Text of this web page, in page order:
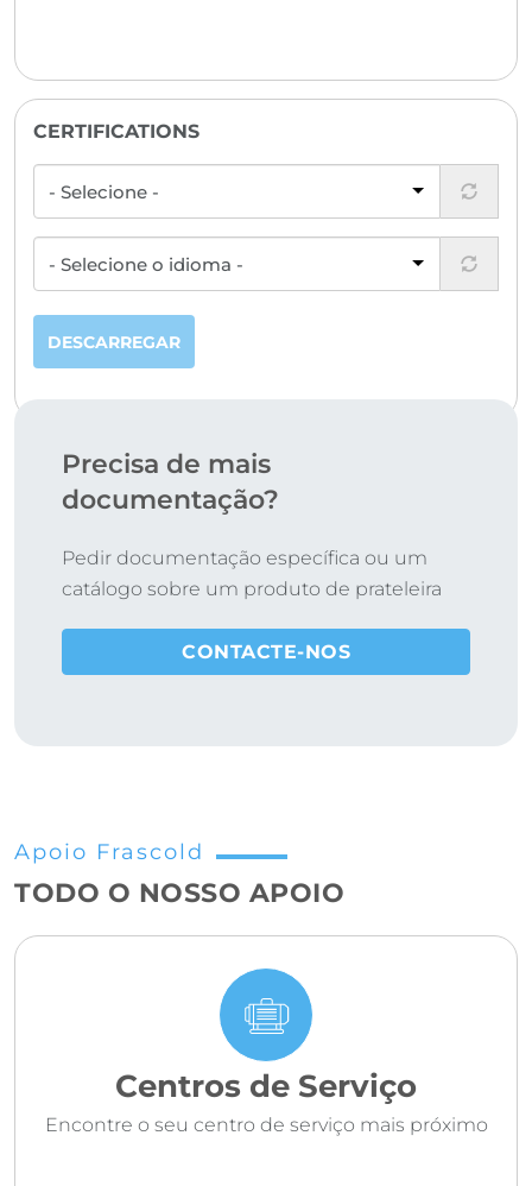
CERTIFICATIONS
DESCARREGAR
Precisa de mais
documentação?
Pedir documentação específica ou um
catálogo sobre um produto de prateleira
CONTACTE-NOS
Apoio Frascold
TODO O NOSSO APOIO
Centros de Serviço
Encontre o seu centro de serviço mais próximo